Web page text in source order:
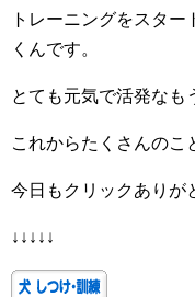
トレーニングをスタ
くんです。
とても元気で活発なも
これからたくさんのこ
今日もクリックありが
↓↓↓↓↓